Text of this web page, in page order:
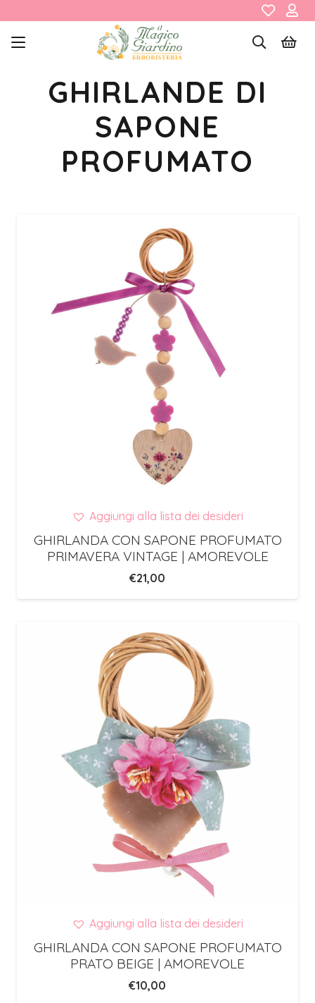
GHIRLANDE DI
SAPONE
PROFUMATO
Aggiungi alla lista dei desideri
GHIRLANDA CON SAPONE PROFUMATO
PRIMAVERA VINTAGE | AMOREVOLE
€21,00
Aggiungi alla lista dei desideri
GHIRLANDA CON SAPONE PROFUMATO
PRATO BEIGE | AMOREVOLE
€10,00